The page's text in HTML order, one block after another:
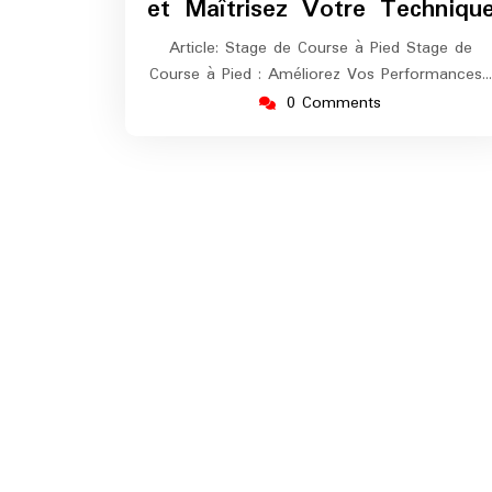
et Maîtrisez Votre
Article: Stage de Course à Pied Stage de
Course à Pied : Améliorez Vos Performances…
0 Comments